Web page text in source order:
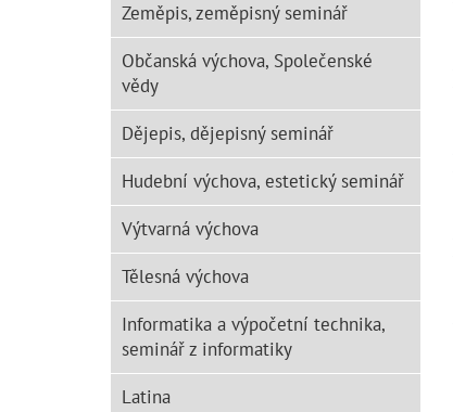
Zeměpis, zeměpisný seminář
Občanská výchova, Společenské
vědy
Dějepis, dějepisný seminář
Hudební výchova, estetický seminář
Výtvarná výchova
Tělesná výchova
Informatika a výpočetní technika,
seminář z informatiky
Latina